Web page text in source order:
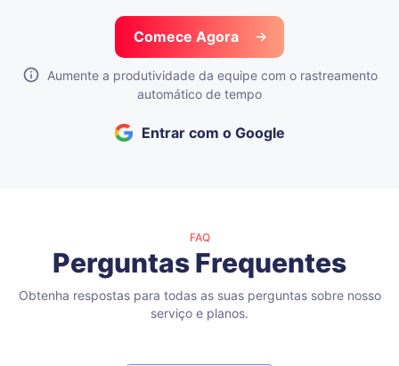
Comece Agora
Aumente a produtividade da equipe com o rastreamento
automático de tempo
Entrar com o Google
FAQ
Perguntas Frequentes
Obtenha respostas para todas as suas perguntas sobre nosso
serviço e planos.